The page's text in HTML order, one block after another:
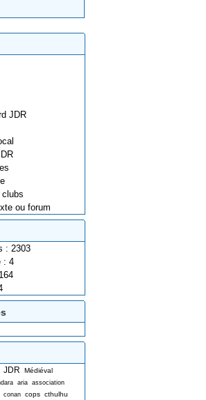
JDR
ou forum
: 2303
: 4
JDR
Médiéval
aria association
conan cops cthulhu